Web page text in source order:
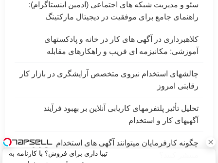
سئو و مدیریت شبکه های اجتماعی (ادمین اینستاگرام):
راهنمای جامع برای موفقیت در دیجیتال مارکتینگ
کلاهبرداری در آگهی های کار در خانه و پادکستهای
آموزشی: مکانیزمه ای فریب و راهکارهای مقابله
چالشهای استخدام نیروی متخصص آرایشگری در بازار کار
رقابتی امروز
تحلیل تأثیر پلتفرمهای کاریابی آنلاین بر بهبود فرآیند
آگهیهای کار و استخدام
چگونه کارفرمایان میتوانند آگهی های استخدام مؤثرتری
تیبا داری برای فروش؟ با کارنامه به